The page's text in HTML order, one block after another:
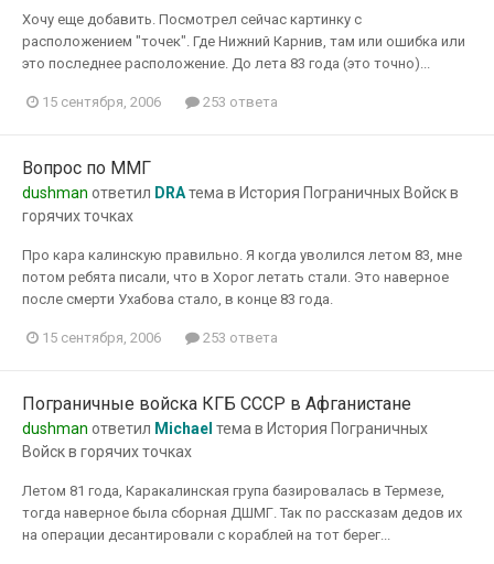
Хочу еще добавить. Посмотрел сейчас картинку с
расположением "точек". Где Нижний Карнив, там или ошибка или
это последнее расположение. До лета 83 года (это точно)...
15 сентября, 2006 253 ответа
Вопрос по ММГ
dushman ответил DRAтема в История Пограничных Войск в
горячих точках
Про кара калинскую правильно. Я когда уволился летом 83, мне
потом ребята писали, что в Хорог летать стали. Это наверное
после смерти Ухабова стало, в конце 83 года.
15 сентября, 2006 253 ответа
Пограничные войска КГБ СССР в Афганистане
dushman ответил Michael тема в История Пограничных
Войск в горячих точках
Летом 81 года, Каракалинская група базировалась в Термезе,
тогда наверное была сборная ДШМГ. Так по рассказам дедов их
на операции десантировали с кораблей на тот берег...